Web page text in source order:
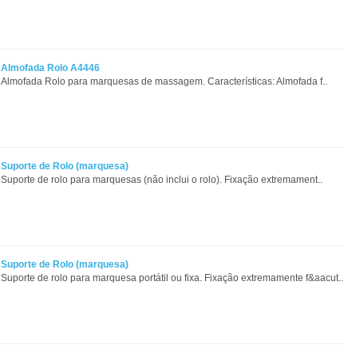
Almofada Rolo A4446
Almofada Rolo para marquesas de massagem. Características: Almofada f..
Suporte de Rolo (marquesa)
Suporte de rolo para marquesas (não inclui o rolo). Fixação extremament..
Suporte de Rolo (marquesa)
Suporte de rolo para marquesa portátil ou fixa. Fixação extremamente f&aacut..